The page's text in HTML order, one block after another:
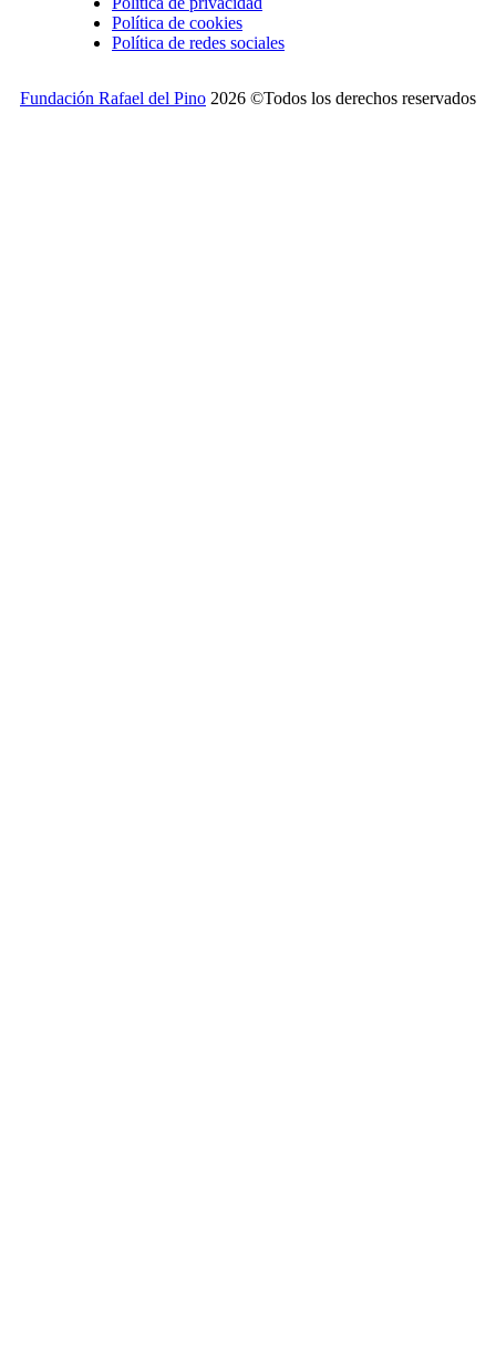
Política de cookies
Política de redes sociales
Fundación Rafael del Pino 2026 ©Todos los derechos reservados